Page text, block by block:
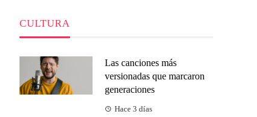
CULTURA
Las canciones más
versionadas que marcaron
generaciones
Hace 3 días